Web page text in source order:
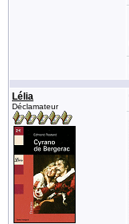
Lélia
Déclamateur